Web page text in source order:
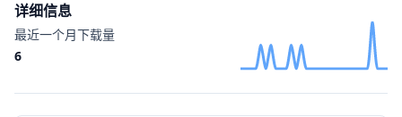
详细信息
最近一个月下载量
6